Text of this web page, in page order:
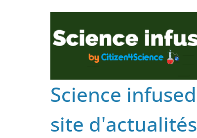
Science infused
site d'actualités